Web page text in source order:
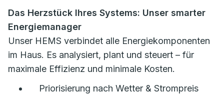
Das Herzstück Ihres Systems: Unser smarter
Energiemanager
Unser HEMS verbindet alle Energiekomponenten
im Haus. Es analysiert, plant und steuert – für
maximale Effizienz und minimale Kosten.
Priorisierung nach Wetter & Strompreis